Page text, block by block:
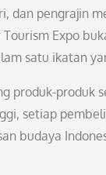
dan pengrajin
Expo
satu ikatan
produk-produk
setiap
budaya